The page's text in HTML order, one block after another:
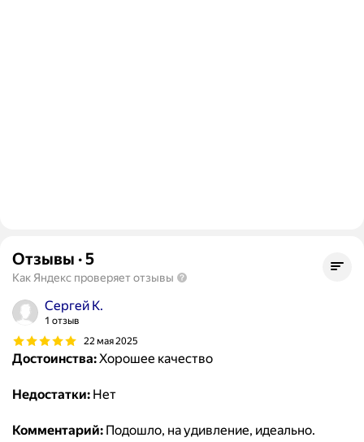
Отзывы ·5
Как Яндекс проверяет отзывы
Сергей К.
1 отзыв
22 мая 2025
Достоинства:Хорошее качество
Недостатки: Нет
Комментарий: Подошло, на удивление, идеально.